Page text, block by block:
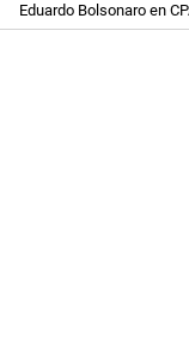
Eduardo Bolsonaro en